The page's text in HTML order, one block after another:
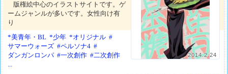
2014.2.24
版権絵中心のイラストサイトです。ゲ
ームジャンルが多いです。女性向け有
り
*美青年・BL *少年 *オリジナル #
サマーウォーズ #ペルソナ4 #
ダンガンロンパ #一次創作 #二次創作
...